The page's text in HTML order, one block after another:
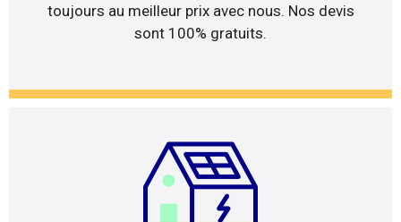
toujours au meilleur prix avec nous. Nos devis
sont 100% gratuits.